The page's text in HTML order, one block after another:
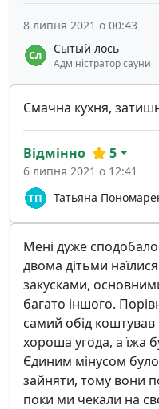
Сытый лось
Адміністратор сауни
8 липня 2021 о 00:43
Смачна кухня,
Татьяна
Відмінно 5
6 липня 2021 о 12:41
Мені дуже
двома дітьми
закусками,
багато іншого.
самий обід
хороша угода, а їжа
Єдиним мінусом
зайняти, тому вони
поки ми чекали на